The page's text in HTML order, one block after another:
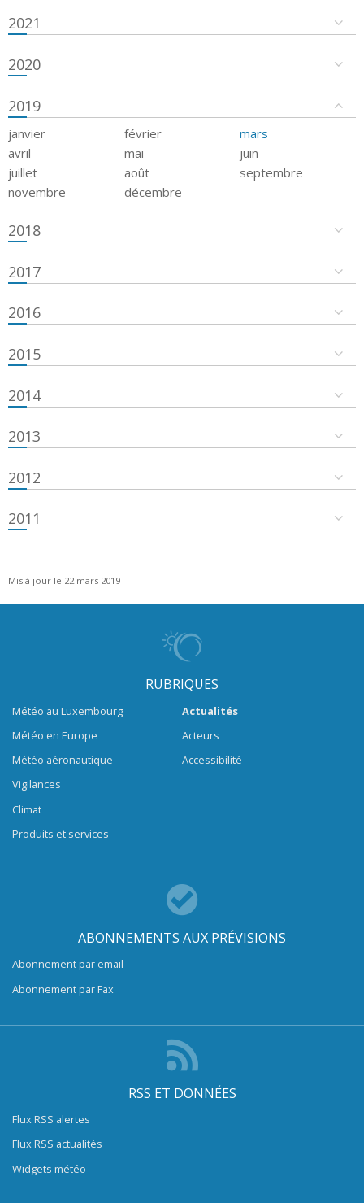
2021
2020
2019
janvier février
mars
avril
mai
juin
juillet
août
septembre
novembre
décembre
2018
2017
2016
2015
2014
2013
2012
2011
Mis à jour le 22 mars 2019
RUBRIQUES
Météo au Luxembourg
Météo en Europe
Météo aéronautique
Vigilances
Climat
Produits et services
Actualités
Acteurs
Accessibilité
ABONNEMENTS AUX PRÉVISIONS
Abonnement par email
Abonnement par Fax
RSS ET DONNÉES
Flux RSS alertes
Flux RSS actualités
Widgets météo